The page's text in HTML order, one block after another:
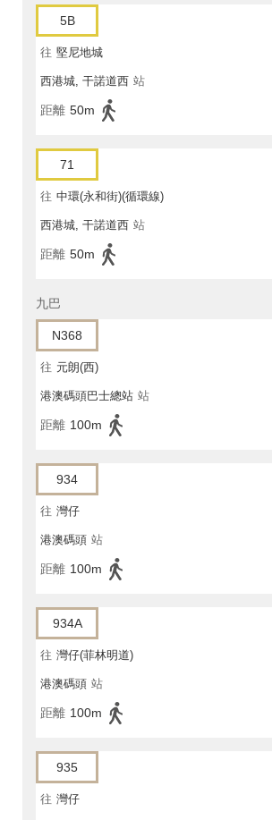
5B
往 堅尼地城
西港城, 干諾道西 站
距離 50m
71
往 中環(永和街)(循環線)
西港城, 干諾道西 站
距離 50m
九巴
N368
往 元朗(西)
港澳碼頭巴士總站 站
距離 100m
934
往 灣仔
港澳碼頭 站
距離 100m
934A
往 灣仔(菲林明道)
港澳碼頭 站
距離 100m
935
往 灣仔